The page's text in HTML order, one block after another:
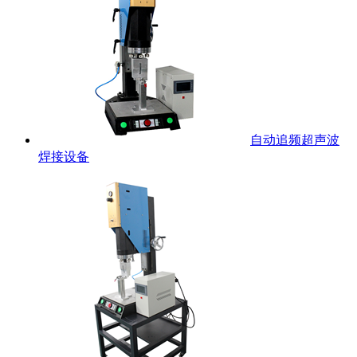
自动追频超声波
焊接设备